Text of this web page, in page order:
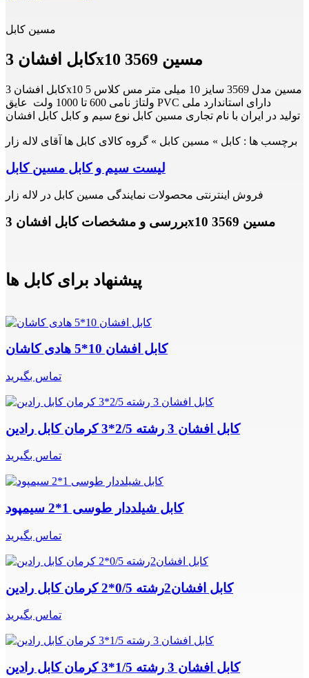
مسین کابل
کابل افشان 3x10 مسین 3569
کابل افشان 3x10 مسین مدل 3569 سایز 10 میلی متر مس کلاس 5
ولتاژ نامی 600 تا 1000 ولت عایق PVC دارای استاندارد ملی
تولید در ایران با نام تجاری مسین کابل نوع سیم و کابل کابل افشان
برچسب ها : کابل » مسین کابل » گروه کالای کابل ها آقای لاله زار
لیست سیم و کابل مسین کابل
فروش اینترنتی محصولات نمایندگی مسین کابل در لاله زار
بررسی و مشخصات کابل افشان 3x10 مسین 3569
پیشنهاد برای کابل ها
کابل افشان 10*5 هادی کاشان
تماس بگیرید
کابل افشان 3 رشته 2/5*3 کرمان کابل رادین
تماس بگیرید
کابل شیلددار طوسی 1*2 سیمپود
تماس بگیرید
کابل افشان2رشته 0/5*2 کرمان کابل رادین
تماس بگیرید
کابل افشان 3 رشته 1/5*3 کرمان کابل رادین